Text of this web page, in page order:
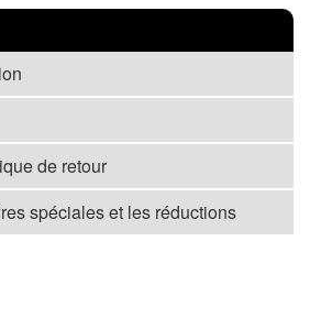
de retour
spéciales et les réductions